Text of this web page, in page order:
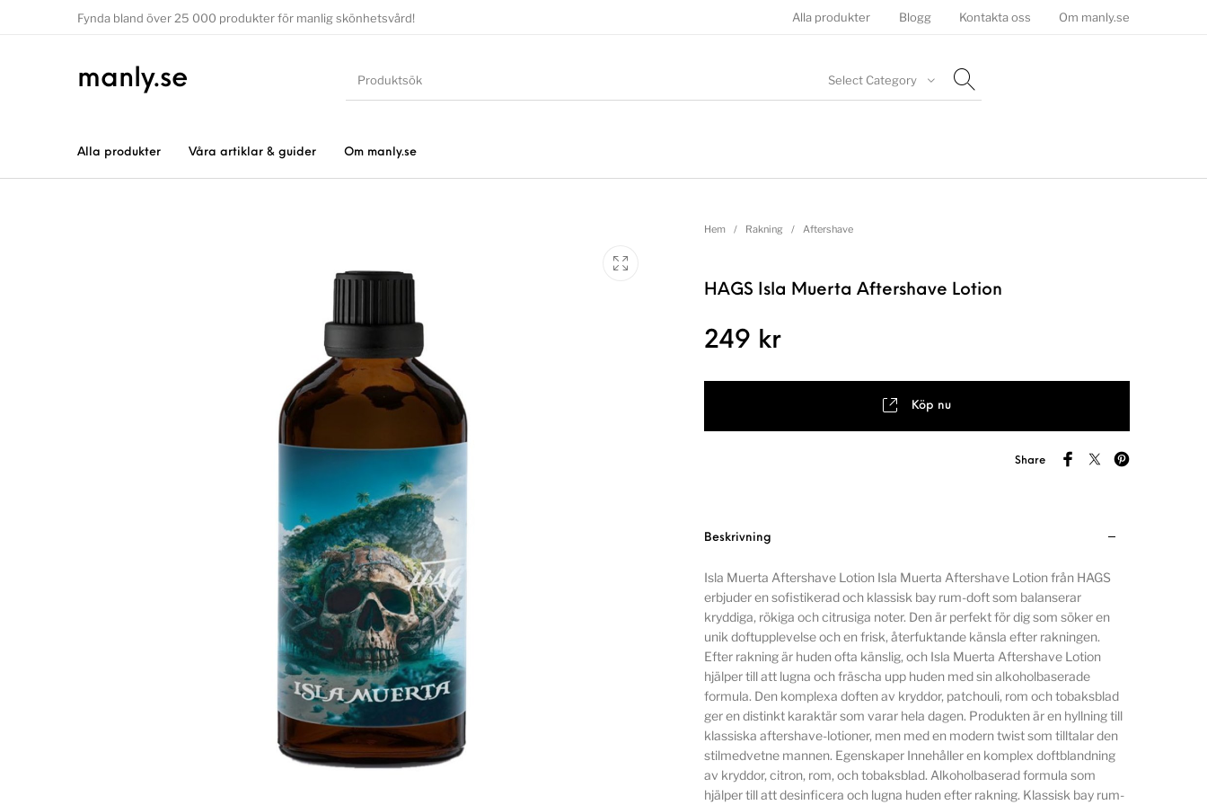
Fynda bland över 25 000 produkter för manlig skönhetsvård! Alla produkter Blogg Kontakta oss Om manly.se
manly.se Select Category
Alla produkter Våra artiklar & guider Om manly.se
Hem / Rakning / Aftershave
HAGS Isla Muerta Aftershave Lotion
249 kr
Köp nu
Share
Beskrivning
Isla Muerta Aftershave Lotion Isla Muerta Aftershave Lotion från HAGS
erbjuder en sofistikerad och klassisk bay rum-doft som balanserar
kryddiga, rökiga och citrusiga noter. Den är perfekt för dig som söker en
unik doftupplevelse och en frisk, återfuktande känsla efter rakningen.
Efter rakning är huden ofta känslig, och Isla Muerta Aftershave Lotion
hjälper till att lugna och fräscha upp huden med sin alkoholbaserade
formula. Den komplexa doften av kryddor, patchouli, rom och tobaksblad
ger en distinkt karaktär som varar hela dagen. Produkten är en hyllning till
klassiska aftershave-lotioner, men med en modern twist som tilltalar den
stilmedvetne mannen. Egenskaper Innehåller en komplex doftblandning
av kryddor, citron, rom, och tobaksblad. Alkoholbaserad formula som
hjälper till att desinficera och lugna huden efter rakning. Klassisk bay rum-